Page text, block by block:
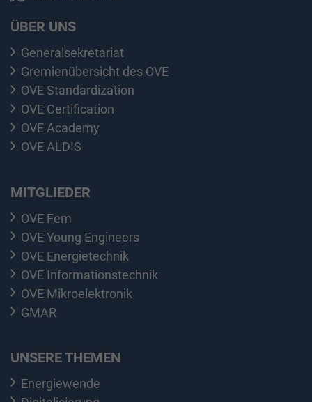
ÜBER UNS
Generalsekretariat
Gremienübersicht des OVE
OVE Standardization
OVE Certification
OVE Academy
OVE ALDIS
MITGLIEDER
OVE Fem
OVE Young Engineers
OVE Energietechnik
OVE Informationstechnik
OVE Mikroelektronik
GMAR
UNSERE THEMEN
Energiewende